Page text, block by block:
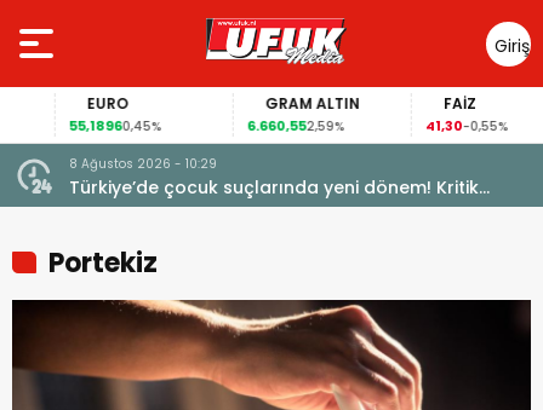
Giriş
Yap
EURO
55,18960,45%
GRAM ALTIN
6.660,552,59%
FAİZ
41,30-0,55%
8 Ağustos 2026 - 10:29
Türkiye’de çocuk suçlarında yeni dönem! Kritik
maddeler kabul edildi
Portekiz